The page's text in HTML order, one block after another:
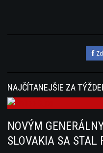
NAJČÍTANEJŠIE ZA
NOVÝM
SLOVAKIA SA STAL